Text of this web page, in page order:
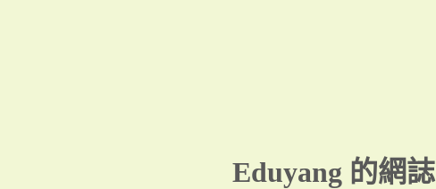
Eduyang 的網誌